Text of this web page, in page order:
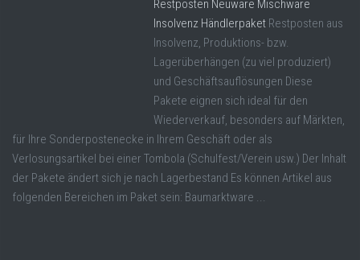
Restposten Neuware Mischware
Insolvenz Händlerpaket Restposten aus
Insolvenz, Produktions- bzw.
Lagerüberhängen (zu viel produziert)
und Geschäftsauflösungen Diese
Pakete eignen sich ideal für den
Wiederverkauf, besonders auf Märkten,
für Ihre Sonderpostenecke in Ihrem Geschäft oder als
Verlosungsartikel bei einer Tombola (Schulfest/Verein usw.) Der Inhalt
der Pakete ändert sich je nach Lagerbestand Es können Artikel aus
folgenden Bereichen im Paket sein: Baumarktware ...